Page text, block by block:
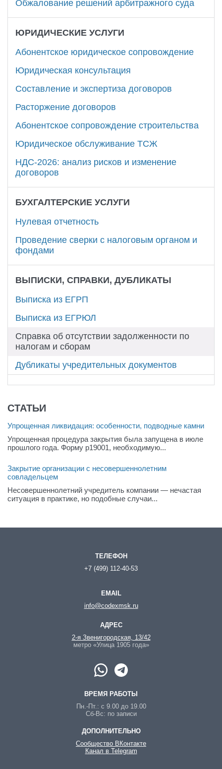
Обжалование решений арбитражного суда
ЮРИДИЧЕСКИЕ УСЛУГИ
Абонентское юридическое сопровождение
Юридическая консультация
Составление и экспертиза договоров
Расторжение договоров
Абонентское сопровождение строительства
Юридическое обслуживание ТСЖ
НДС‑2026: анализ рисков и изменение
договоров
БУХГАЛТЕРСКИЕ УСЛУГИ
Нулевая отчетность
Проведение сверки с налоговым органом и
фондами
ВЫПИСКИ, СПРАВКИ, ДУБЛИКАТЫ
Выписка из ЕГРП
Выписка из ЕГРЮЛ
Справка об отсутствии задолженности по
налогам и сборам
Дубликаты учредительных документов
СТАТЬИ
Упрощенная ликвидация: особенности, подводные камни
Упрощенная процедура закрытия была запущена в июле
прошлого года. Форму р19001, необходимую...
Закрытие организации с несовершеннолетним
совладельцем
Несовершеннолетний учредитель компании — нечастая
ситуация в практике, но подобные случаи...
ТЕЛЕФОН
+7 (499) 112-40-53
EMAIL
info@codexmsk.ru
АДРЕС
2-я Звенигородская, 13/42
метро «Улица 1905 года»
ВРЕМЯ РАБОТЫ
Пн.-Пт.: с 9.00 до 19.00
Сб-Вс: по записи
ДОПОЛНИТЕЛЬНО
Сообщество ВКонтакте
Канал в Telegram